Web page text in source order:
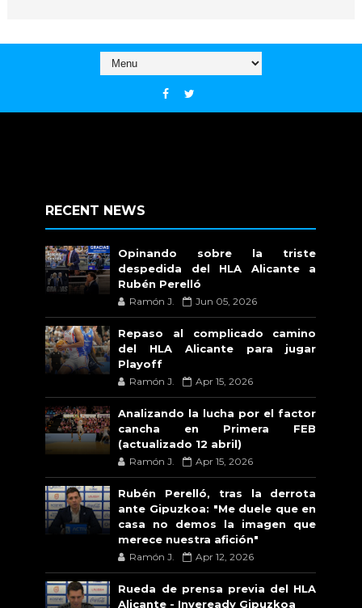
RECENT NEWS
Opinando sobre la triste
despedida del HLA Alicante a
Rubén Perelló
Ramón J. Jun 05, 2026
Repaso al complicado camino
del HLA Alicante para jugar
Playoff
Ramón J. Apr 15, 2026
Analizando la lucha por el factor
cancha en Primera FEB
(actualizado 12 abril)
Ramón J. Apr 15, 2026
Rubén Perelló, tras la derrota
ante Gipuzkoa: "Me duele que en
casa no demos la imagen que
merece nuestra afición"
Ramón J. Apr 12, 2026
Rueda de prensa previa del HLA
Alicante - Inveready Gipuzkoa